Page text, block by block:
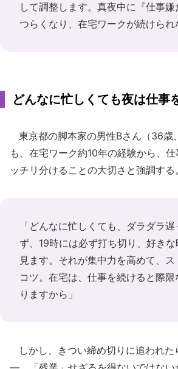
して調整します。真夜中に『仕事
つらくなり、在宅ワークが続けられ
どんなに忙しくても夜は仕事
東京都の脚本家の男性Bさん（36歳
も、在宅ワーク約10年の経験から、
ッチリ分けることの大切さと強調する。
「どんなに忙しくても、ダラダラ
ず、19時には必ず打ち切り、好き
見ます。それが集中力を高めて、
コツ。在宅は、仕事を続けると際
りますから」
しかし、きつい締め切りに追われ